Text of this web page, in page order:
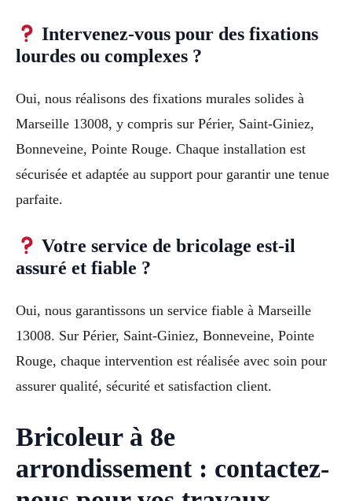
Intervenez-vous pour des fixations
lourdes ou complexes ?
Oui, nous réalisons des fixations murales solides à
Marseille 13008, y compris sur Périer, Saint-Giniez,
Bonneveine, Pointe Rouge. Chaque installation est
sécurisée et adaptée au support pour garantir une tenue
parfaite.
Votre service de bricolage est-il
assuré et fiable ?
Oui, nous garantissons un service fiable à Marseille
13008. Sur Périer, Saint-Giniez, Bonneveine, Pointe
Rouge, chaque intervention est réalisée avec soin pour
assurer qualité, sécurité et satisfaction client.
Bricoleur à 8e
arrondissement : contactez-